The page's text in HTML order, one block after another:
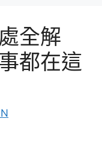
全解
都在這